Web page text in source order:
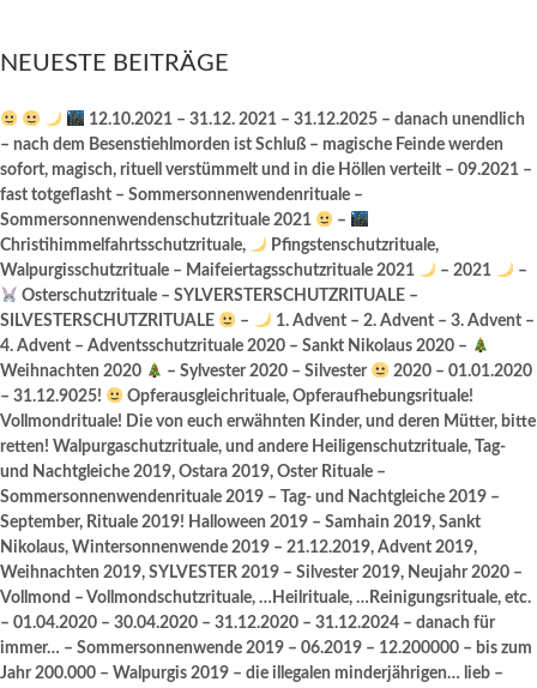
NEUESTE BEITRÄGE
12.10.2021 – 31.12. 2021 – 31.12.2025 – danach unendlich
– nach dem Besenstiehlmorden ist Schluß – magische Feinde werden
sofort, magisch, rituell verstümmelt und in die Höllen verteilt – 09.2021 –
fast totgeflasht – Sommersonnenwendenrituale –
Sommersonnenwendenschutzrituale 2021
–
Christihimmelfahrtsschutzrituale,
Pfingstenschutzrituale,
Walpurgisschutzrituale – Maifeiertagsschutzrituale 2021
– 2021
–
Osterschutzrituale – SYLVERSTERSCHUTZRITUALE –
SILVESTERSCHUTZRITUALE
–
1. Advent – 2. Advent – 3. Advent –
4. Advent – Adventsschutzrituale 2020 – Sankt Nikolaus 2020 –
Weihnachten 2020
– Sylvester 2020 – Silvester
2020 – 01.01.2020
– 31.12.9025!
Opferausgleichrituale, Opferaufhebungsrituale!
Vollmondrituale! Die von euch erwähnten Kinder, und deren Mütter, bitte
retten! Walpurgaschutzrituale, und andere Heiligenschutzrituale, Tag-
und Nachtgleiche 2019, Ostara 2019, Oster Rituale –
Sommersonnenwendenrituale 2019 – Tag- und Nachtgleiche 2019 –
September, Rituale 2019! Halloween 2019 – Samhain 2019, Sankt
Nikolaus, Wintersonnenwende 2019 – 21.12.2019, Advent 2019,
Weihnachten 2019, SYLVESTER 2019 – Silvester 2019, Neujahr 2020 –
Vollmond – Vollmondschutzrituale, …Heilrituale, …Reinigungsrituale, etc.
– 01.04.2020 – 30.04.2020 – 31.12.2020 – 31.12.2024 – danach für
immer… – Sommersonnenwende 2019 – 06.2019 – 12.200000 – bis zum
Jahr 200.000 – Walpurgis 2019 – die illegalen minderjährigen… lieb –